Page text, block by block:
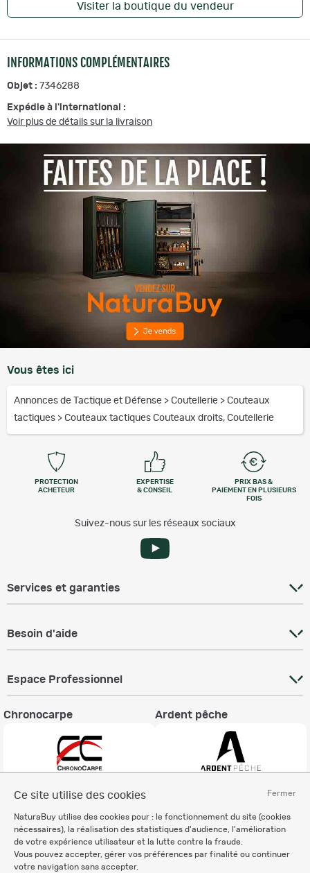
Fermer
Ce site utilise des cookies
NaturaBuy utilise des cookies pour : le fonctionnement du site (cookies
nécessaires), la réalisation des statistiques d'audience, l'amélioration
de votre expérience utilisateur et la lutte contre la fraude.
Vous pouvez accepter, gérer vos préférences par finalité ou continuer
votre navigation sans accepter.
Visiter la boutique du vendeur
INFORMATIONS COMPLÉMENTAIRES
Objet : 7346288
Expédie à l'international :
Voir plus de détails sur la livraison
Vous êtes ici
Annonces de Tactique et Défense > Coutellerie > Couteaux
tactiques > Couteaux tactiques Couteaux droits, Coutellerie
PROTECTION
ACHETEUR
EXPERTISE
& CONSEIL
PRIX BAS &
PAIEMENT EN PLUSIEURS
FOIS
Suivez-nous sur les réseaux sociaux
Services et garanties
Besoin d'aide
Espace Professionnel
Chronocarpe Ardent pêche
Charte éthique
Mentions légales
Règlement & Conditions d'utilisation
Politique de protection